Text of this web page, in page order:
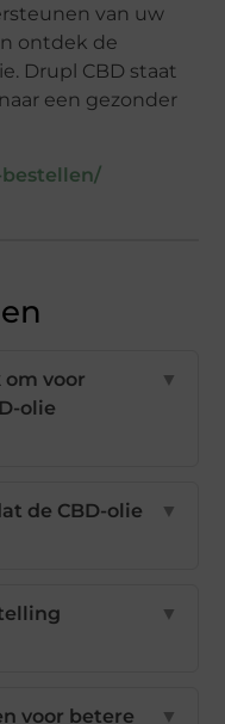
van uw
ontdek de
Drupl CBD staat
een gezonder
voor
olie
▼
de CBD-olie
▼
▼
voor betere ▼